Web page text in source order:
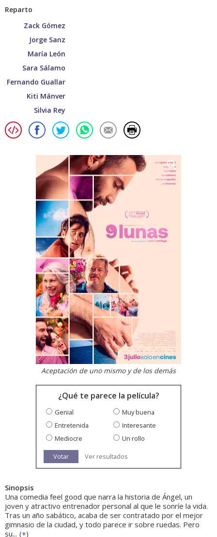
Reparto
Zack Gómez
Jorge Sanz
María León
Sara Sálamo
Fernando Guallar
Kiti Mánver
Silvia Rey
Aceptación de uno mismo y de los demás
¿Qué te parece la película?
Genial
Muy buena
Entretenida
Interesante
Mediocre
Un rollo
Votar Ver resultados
Sinopsis
Una comedia feel good que narra la historia de Ángel, un
joven y atractivo entrenador personal al que le sonríe la vida.
Tras un año sabático, acaba de ser contratado por el mejor
gimnasio de la ciudad, y todo parece ir sobre ruedas. Pero
su... (+)